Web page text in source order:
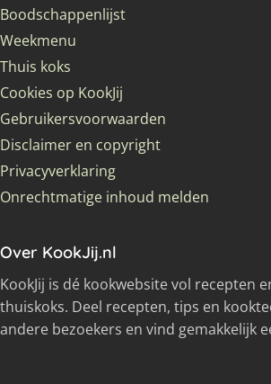
Boodschappenlijst
Weekmenu
Thuis koks
Cookies op KookJij
Gebruikersvoorwaarden
Disclaimer en copyright
Privacyverklaring
Onrechtmatige inhoud melden
Over KookJij.nl
KookJij is dé kookwebsite vol recepten
thuiskoks. Deel recepten, tips en
andere bezoekers en vind gemakkelijk